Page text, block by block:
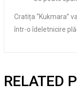
Cratița “Kukmara”
într-o îdeletnicire
RELATED